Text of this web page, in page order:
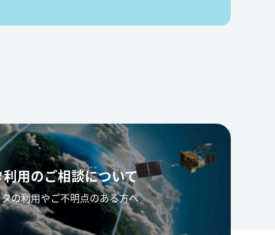
用のご相談について
の利用やご不明点のある方へ